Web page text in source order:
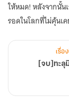
ให้หมด! หลังจากนั้น
รอดในโลกที่ไม่คุ้นเ
คนนี้จะทำยังไงดีเนี่ย!
เรื่อ
[จบ]ทะลุ